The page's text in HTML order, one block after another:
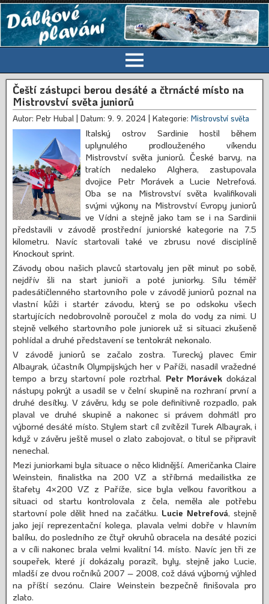
Čeští zástupci berou desáté a čtrnácté místo na
Mistrovství světa juniorů
Autor: Petr Hubal | Datum: 9. 9. 2024 | Kategorie: Mistrovství světa
Italský ostrov Sardinie hostil během
uplynulého prodlouženého víkendu
Mistrovství světa juniorů. České barvy, na
tratích nedaleko Alghera, zastupovala
dvojice Petr Morávek a Lucie Netrefová.
Oba se na Mistrovství světa kvalifikovali
svými výkony na Mistrovství Evropy juniorů
ve Vídni a stejně jako tam se i na Sardinii
představili v závodě prostřední juniorské kategorie na 7.5
kilometru. Navíc startovali také ve zbrusu nové disciplíně
Knockout sprint.
Závody obou našich plavců startovaly jen pět minut po sobě,
nejdřív šli na start junioři a poté juniorky. Sílu téměř
padesátičlenného startovního pole v závodě juniorů poznal na
vlastní kůži i startér závodu, který se po odskoku všech
startujících nedobrovolně poroučel z mola do vody za nimi. U
stejně velkého startovního pole juniorek už si situaci zkušeně
pohlídal a druhé představení se tentokrát nekonalo.
V závodě juniorů se začalo zostra. Turecký plavec Emir
Albayrak, účastník Olympijských her v Paříži, nasadil vražedné
tempo a brzy startovní pole roztrhal. Petr Morávek dokázal
nástupy pokrýt a usadil se v čelní skupině na rozhraní první a
druhé desítky. V závěru, kdy se pole definitivně rozpadlo, pak
plaval ve druhé skupině a nakonec si právem dohmátl pro
výborné desáté místo. Stylem start cíl zvítězil Turek Albayrak, i
když v závěru ještě musel o zlato zabojovat, o titul se připravit
nenechal.
Mezi juniorkami byla situace o něco klidnější. Američanka Claire
Weinstein, finalistka na 200 VZ a stříbrná medailistka ze
štafety 4×200 VZ z Paříže, sice byla velkou favoritkou a
situaci od startu kontrolovala z čela, neměla ale potřebu
startovní pole dělit hned na začátku. Lucie Netrefová, stejně
jako její reprezentační kolega, plavala velmi dobře v hlavním
balíku, do posledního ze čtyř okruhů obracela na desáté pozici
a v cíli nakonec brala velmi kvalitní 14. místo. Navíc jen tři ze
soupeřek, které jí dokázaly porazit, byly, stejně jako Lucie,
mladší ze dvou ročníků 2007 – 2008, což dává výborný výhled
na příští sezónu. Claire Weinstein bezpečně finišovala pro
zlato.